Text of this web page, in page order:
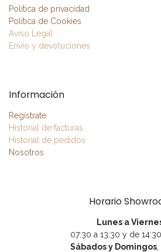
Política de privacidad
Política de Cookies
Aviso Legal
Envío y devoluciones
Información
Regístrate
Historial de facturas
Historial de pedidos
Nosotros
Horario
Lunes a
07:30 a 13:30 y de
Sábados y Domingos,